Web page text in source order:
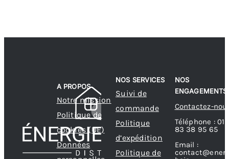
A PROPOS
Notre mission
Politique de
cookies (UE)
Données
NOS SERVICES
Suivi de
commande
Politique
d’expédition
Politique de
NOS
ENGAGEMENTS
Contactez-
Téléphone : 01
83 38 95 65
Email :